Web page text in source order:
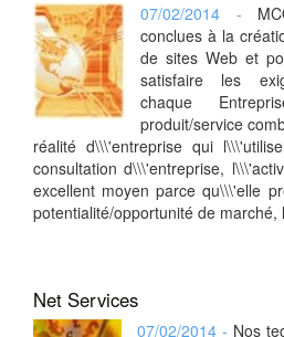
07/02/2014 -
conclues à la
de sites Web et
satisfaire les
chaque
produit/service
réalité d\\\'entreprise qui
consultation d\\\'entreprise,
excellent moyen parce qu\\\'elle
potentialité/opportunité de
Net Services
07/02/2014 - Nos